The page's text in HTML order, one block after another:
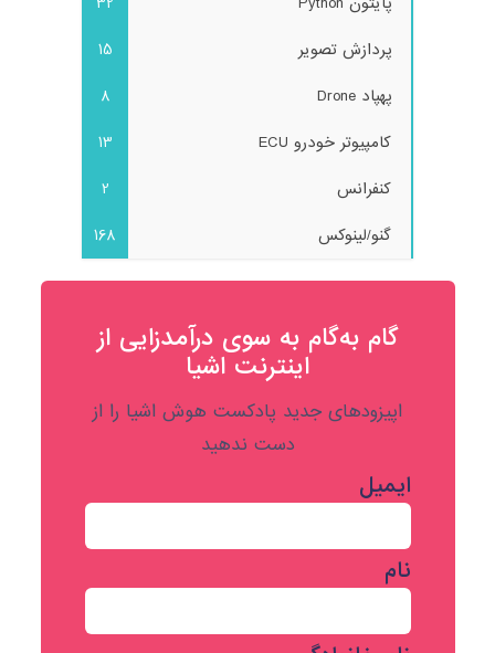
پردازش تصویر
15
پهپاد Drone
8
کامپیوتر خودرو ECU
13
کنفرانس
2
گنو/لینوکس
168
گام به‌گام به‌ سوی درآمدزایی از
اینترنت اشیا
اپیزودهای جدید پادکست هوش اشیا را از
دست ندهید
ایمیل
نام